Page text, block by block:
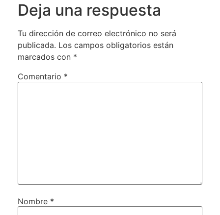
Deja una respuesta
Tu dirección de correo electrónico no será
publicada. Los campos obligatorios están
marcados con *
Comentario *
Nombre *